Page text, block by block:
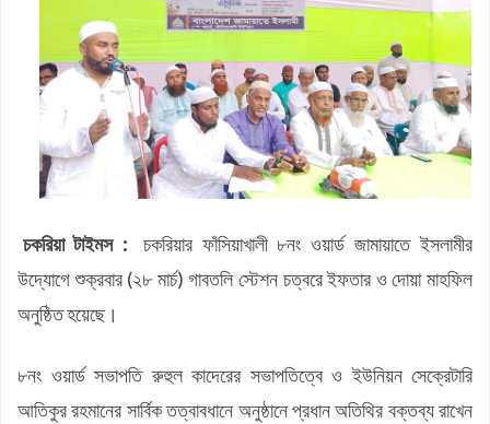
সসাসের পাঁচদিনের সংগীত কর্মশালা সম্পন্ন
চকরিয়ায় উপজেলা স্কাউটসের মাসিক সভা অনুষ্ঠিত
বেগম রোকেয়া সাখাওয়াত হোসেন বৃত্তির তৃতীয় পুরস্কার পেলো তাসরিফুল
করিম
বেগম রোকেয়া সাখাওয়াত হোসেন বৃত্তির পুরস্কার পেলো পাঁচ শতাধিক
শিক্ষার্থী
চকরিয়ার ডুলাহাজারায় জামায়াতের শিক্ষাবৈঠক
ও দোয়া মাহফিল
চকরিয়ায় ১১দলীয় ঐক্যের গণমিছিল
চকরিয়া টাইমস :
চকরিয়ার ফাঁসিয়াখালী ৮নং ওয়ার্ড জামায়াতে ইসলামীর
উদ্যোগে শুক্রবার (২৮ মার্চ) গাবতলি স্টেশন চত্বরে ইফতার ও দোয়া মাহফিল
অনুষ্ঠিত হয়েছে।
৮নং ওয়ার্ড সভাপতি রুহুল কাদেরের সভাপতিত্বে ও ইউনিয়ন সেক্রেটারি
আতিকুর রহমানের সার্বিক তত্বাবধানে অনুষ্ঠানে প্রধান অতিথির বক্তব্য রাখেন